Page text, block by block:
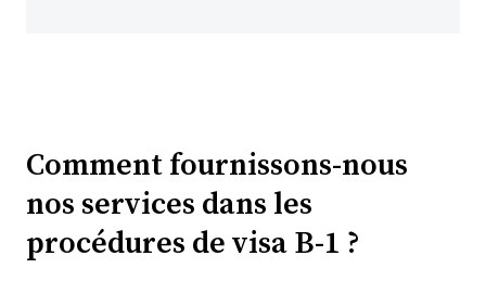
Comment fournissons-nous
nos services dans les
procédures de visa B-1 ?